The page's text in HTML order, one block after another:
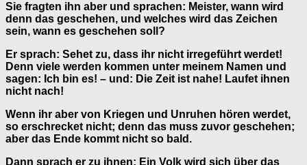
Sie fragten ihn aber und sprachen: Meister, wann wird
denn das geschehen, und welches wird das Zeichen
sein, wann es geschehen soll?
Er sprach: Sehet zu, dass ihr nicht irregeführt werdet!
Denn viele werden kommen unter meinem Namen und
sagen: Ich bin es! – und: Die Zeit ist nahe! Laufet ihnen
nicht nach!
Wenn ihr aber von Kriegen und Unruhen hören werdet,
so erschrecket nicht; denn das muss zuvor geschehen;
aber das Ende kommt nicht so bald.
Dann sprach er zu ihnen: Ein Volk wird sich über das